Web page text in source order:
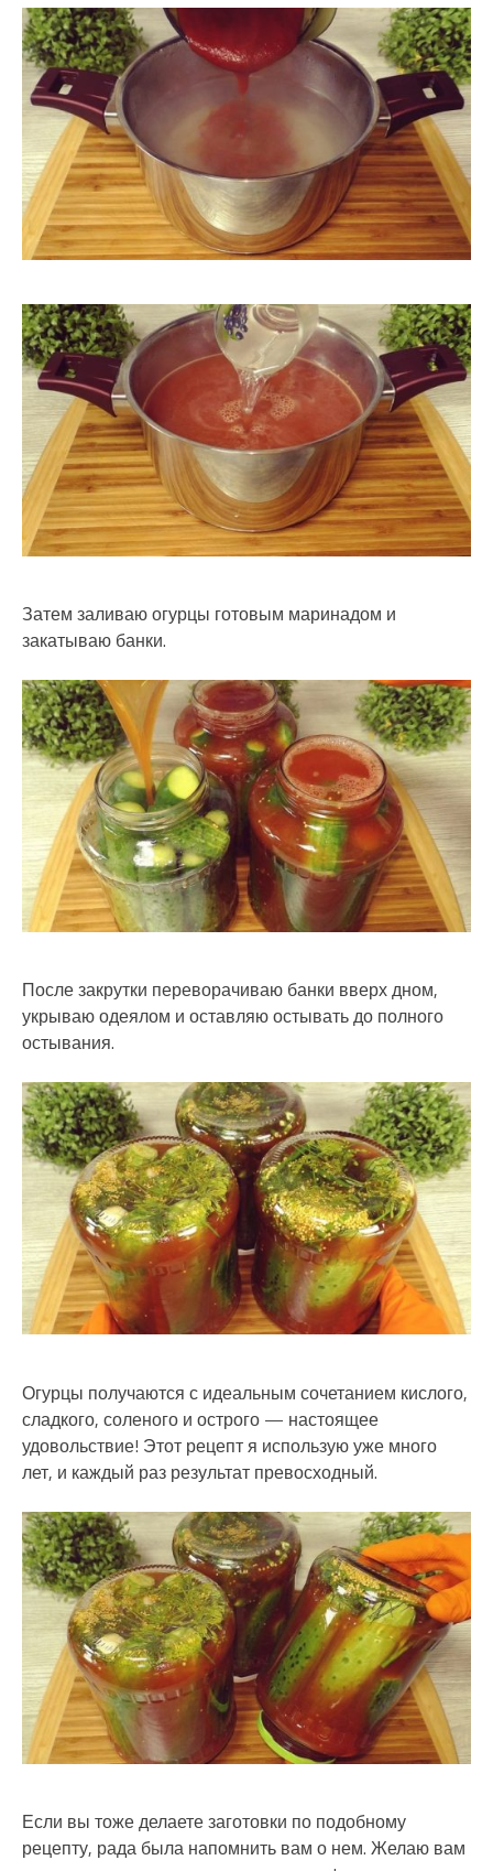
Затем заливаю огурцы готовым маринадом и
закатываю банки.
После закрутки переворачиваю банки вверх дном,
укрываю одеялом и оставляю остывать до полного
остывания.
Огурцы получаются с идеальным сочетанием кислого,
сладкого, соленого и острого — настоящее
удовольствие! Этот рецепт я использую уже много
лет, и каждый раз результат превосходный.
Если вы тоже делаете заготовки по подобному
рецепту, рада была напомнить вам о нем. Желаю вам